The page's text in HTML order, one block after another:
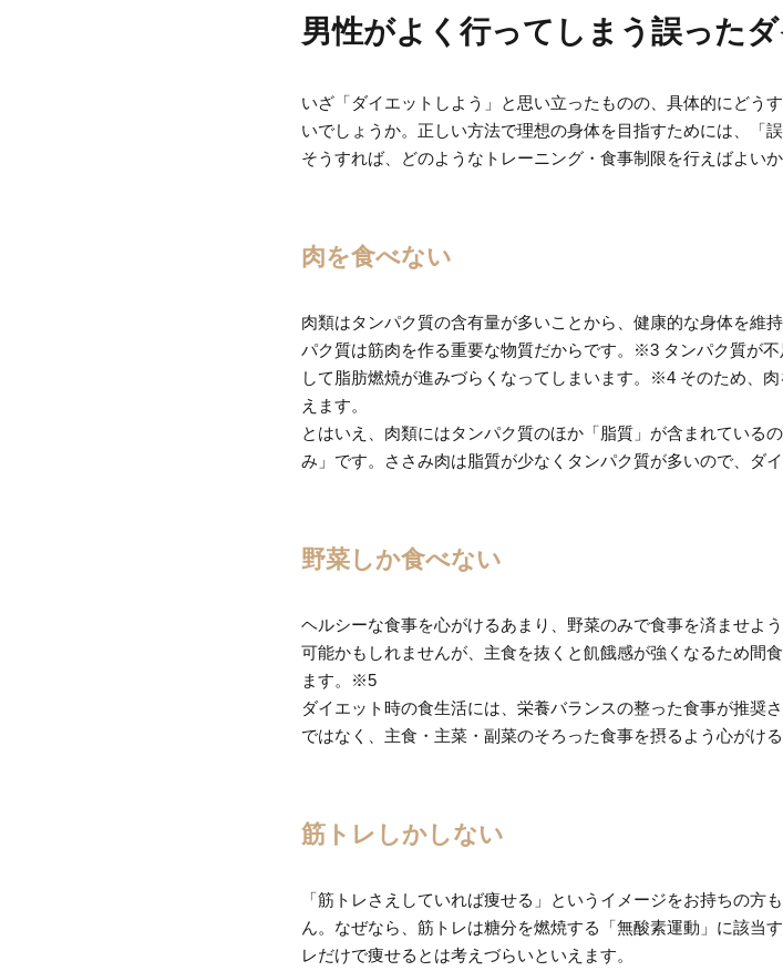
男性がよく行ってしまう誤った
いざ「ダイエットしよう」と思い立ったものの、具体的にどう
いでしょうか。正しい方法で理想の身体を目指すためには、「
そうすれば、どのようなトレーニング・食事制限を行えばよい
肉を食べない
肉類はタンパク質の含有量が多いことから、健康的な身体を維
パク質は筋肉を作る重要な物質だからです。※3 タンパク質が
して脂肪燃焼が進みづらくなってしまいます。※4 そのため、
えます。
とはいえ、肉類にはタンパク質のほか「脂質」が含まれている
み」です。ささみ肉は脂質が少なくタンパク質が多いので、ダ
野菜しか食べない
ヘルシーな食事を心がけるあまり、野菜のみで食事を済ませよ
可能かもしれませんが、主食を抜くと飢餓感が強くなるため間
ます。※5
ダイエット時の食生活には、栄養バランスの整った食事が推
ではなく、主食・主菜・副菜のそろった食事を摂るよう心がけ
筋トレしかしない
「筋トレさえしていれば痩せる」というイメージをお持ちの
ん。なぜなら、筋トレは糖分を燃焼する「無酸素運動」に該当
レだけで痩せるとは考えづらいといえます。